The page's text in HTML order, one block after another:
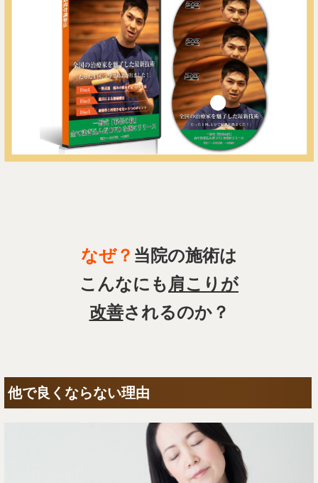
なぜ？ 当院の施術は
こんなにも肩こりが
改善されるのか？
他で良くならない理由